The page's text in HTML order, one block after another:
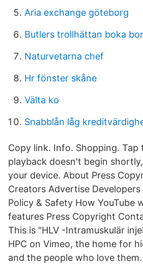
Aria exchange göteborg
Butlers trollhättan boka
Naturvetarna chef
Hr fönster skåne
Välta ko
Snabblån låg
Copy link. Info. Shopping. Tap
playback doesn't begin
your device. About Press
Creators Advertise
Policy & Safety How YouTube
features Press Copyright
This is "HLV -Intramuskulär
HPC on Vimeo, the home for
and the people who love them.